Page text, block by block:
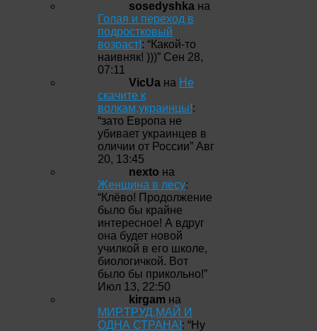
sosedyshka на
Голая и переход в
подростковый
возраст!: “Какой-то
наивняк! )))” Сен 28,
07:11
VicUa на Не
скачите к
волкам,украинцы!:
“зато Европа не
убивает украинцев в
оличии от России” Авг
20, 13:45
nexto на
Женщина в лесу:
“Клёво! Продолжение
было бы крайне
интересное! А вдруг
она будет новой
училкой в его школе,
биологичкой. Вот
было бы прикольно!”
Июл 13, 22:50
kirgam на
МИР,ТРУД,МАЙ И
ОДНА СТРАНА!: “Ну